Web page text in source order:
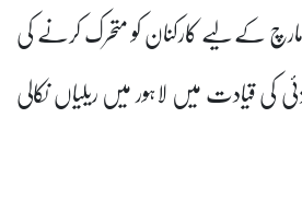
کے لیے کارکنان کو متحرک کرنے کی
قیادت میں لاہور میں ریلیاں نکالی